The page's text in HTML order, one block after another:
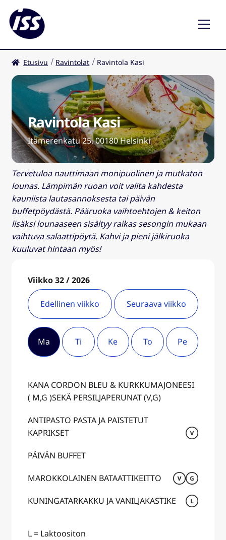
Ravintolat
Kahvilat
FI
Etusivu Ravintolat Ravintola Kasi
Ravintola Kasi
Itämerenkatu 25, 00180 Helsinki
Tervetuloa nauttimaan monipuolinen ja mutkaton
lounas. Lämpimän ruoan voit valita kahdesta
kauniista lautasannoksesta tai päivän
buffetpöydästä. Pääruoka vaihtoehtojen & keiton
lisäksi lounaaseen sisältyy raikas sesongin mukaan
vaihtuva salaattipöytä. Kahvi ja pieni jälkiruoka
kuuluvat hintaan myös!
Viikko 32 / 2026
Edellinen viikko
Ma Ti Ke To Pe
Seuraava viikko
KANA CORDON BLEU & KURKKUMAJONEESI
( M,G )SEKÄ PERSILJAPERUNAT (V,G)
ANTIPASTO PASTA JA PAISTETUT
KAPRIKSET
PÄIVÄN BUFFET
MAROKKOLAINEN BATAATTIKEITTO
KUNINGATARKAKKU JA VANILJAKASTIKE
L = Laktoositon